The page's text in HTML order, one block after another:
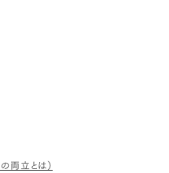
両立とは）